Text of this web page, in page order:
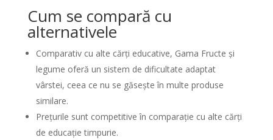
Cum se compară cu
alternativele
Comparativ cu alte cărți educative, Gama Fructe şi
legume oferă un sistem de dificultate adaptat
vârstei, ceea ce nu se găsește în multe produse
similare.
Prețurile sunt competitive în comparație cu alte cărți
de educație timpurie.